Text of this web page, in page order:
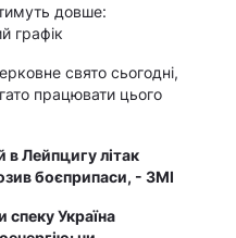
довше:
графік
свято сьогодні,
працювати цього
в Лейпцигу літак
боєприпаси, - ЗМІ
спеку Україна